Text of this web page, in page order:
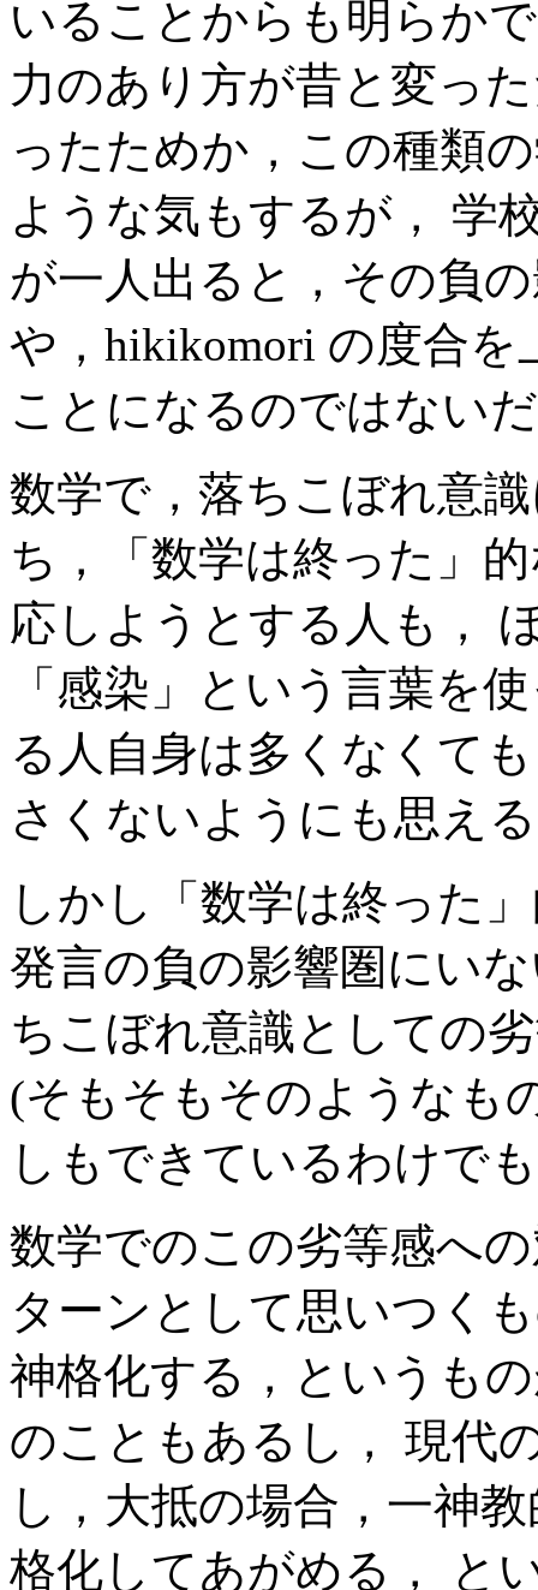
いることからも明らか
力のあり方が昔と変っ
ったためか，この種類
ような気もするが， 学
が一人出ると，その負
や，hikikomori の度合
ことになるのではない
数学で，落ちこぼれ意
ち，「数学は終った」
応しようとする人も，
「感染」という言葉を
る人自身は多くなくて
さくないようにも思え
しかし「数学は終った
発言の負の影響圏にい
ちこぼれ意識としての
(そもそもそのようなも
しもできているわけで
数学でのこの劣等感へ
ターンとして思いつく
神格化する，というも
のこともあるし， 現代
し，大抵の場合，一神
格化してあがめる， と